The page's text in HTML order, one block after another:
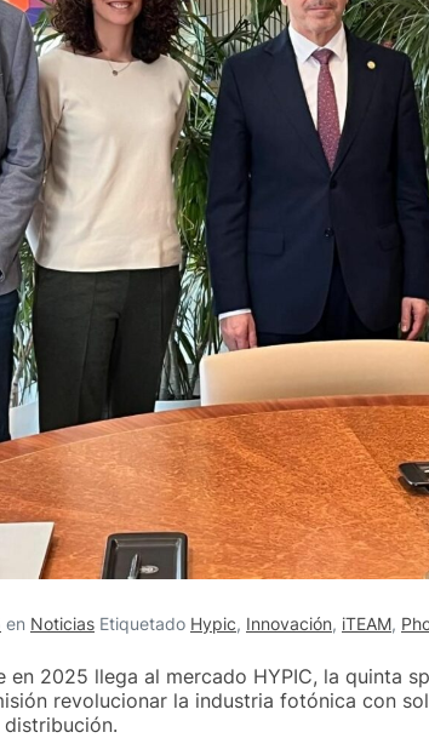
en Noticias Etiquetado Hypic, Innovación, iTEAM,
en 2025 llega al mercado HYPIC, la quinta
revolucionar la industria fotónica con